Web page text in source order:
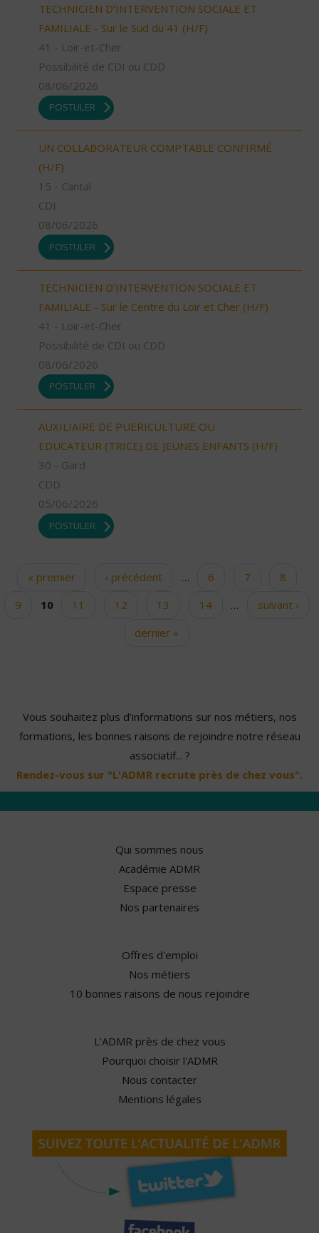
TECHNICIEN D’INTERVENTION SOCIALE ET
FAMILIALE - Sur le Sud du 41 (H/F)
41 - Loir-et-Cher
Possibilité de CDI ou CDD
08/06/2026
POSTULER
UN COLLABORATEUR COMPTABLE CONFIRMÉ
(H/F)
15 - Cantal
CDI
08/06/2026
POSTULER
TECHNICIEN D’INTERVENTION SOCIALE ET
FAMILIALE - Sur le Centre du Loir et Cher (H/F)
41 - Loir-et-Cher
Possibilité de CDI ou CDD
08/06/2026
POSTULER
AUXILIAIRE DE PUERICULTURE OU
EDUCATEUR (TRICE) DE JEUNES ENFANTS (H/F)
30 - Gard
CDD
05/06/2026
POSTULER
Pages« premier ‹ précédent … 6 7
8
9
10 11 12 13 14 …
suivant ›
dernier »
Vous souhaitez plus d'informations sur nos métiers, nos
formations, les bonnes raisons de rejoindre notre réseau
associatif... ?
Rendez-vous sur "L'ADMR recrute près de chez vous".
Qui sommes nous
Académie ADMR
Espace presse
Nos partenaires
Offres d'emploi
Nos métiers
10 bonnes raisons de nous rejoindre
L'ADMR près de chez vous
Pourquoi choisir l'ADMR
Nous contacter
Mentions légales